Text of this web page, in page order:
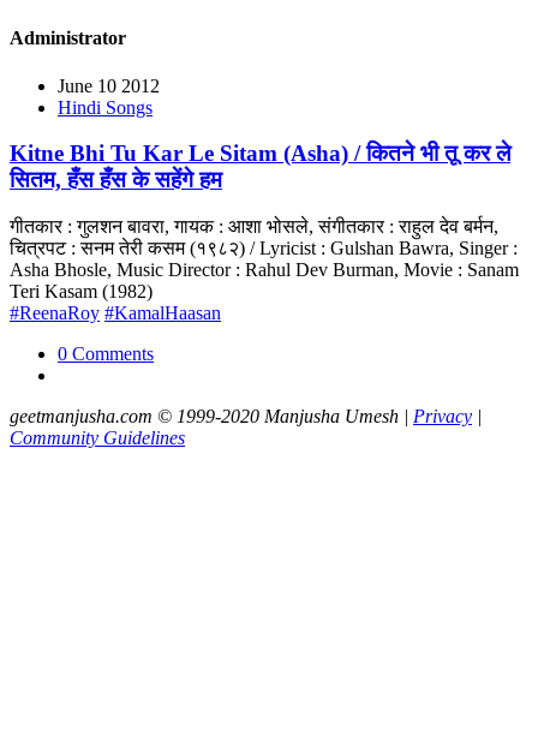
Administrator
June 10 2012
Hindi Songs
Kitne Bhi Tu Kar Le Sitam (Asha) / कितने भी तू कर ले
सितम, हँस हँस के सहेंगे हम
गीतकार : गुलशन बावरा, गायक : आशा भोसले, संगीतकार : राहुल देव बर्मन,
चित्रपट : सनम तेरी कसम (१९८२) / Lyricist : Gulshan Bawra, Singer :
Asha Bhosle, Music Director : Rahul Dev Burman, Movie : Sanam
Teri Kasam (1982)
#ReenaRoy #KamalHaasan
0 Comments
geetmanjusha.com © 1999-2020 Manjusha Umesh | Privacy |
Community Guidelines